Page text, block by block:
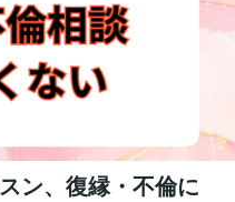
ン、復縁・不倫に